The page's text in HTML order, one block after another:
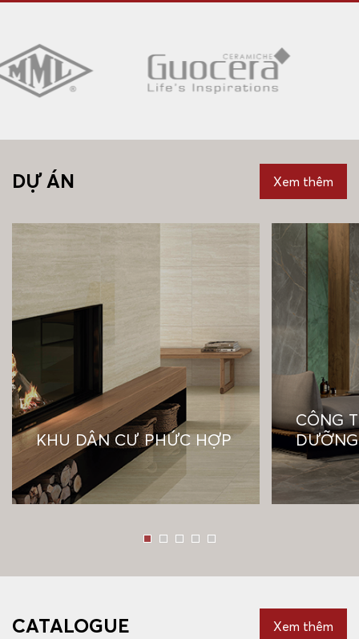
DỰ ÁN Xem thêm
KHU DÂN CƯ PHỨC HỢP
CÔNG
DƯỠNG
CATALOGUE Xem thêm